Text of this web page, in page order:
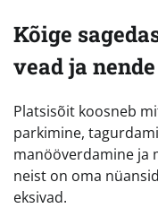
Kõige
vead ja
Platsisõit koosneb
parkimine,
manööverdamine ja
neist on oma
eksivad.